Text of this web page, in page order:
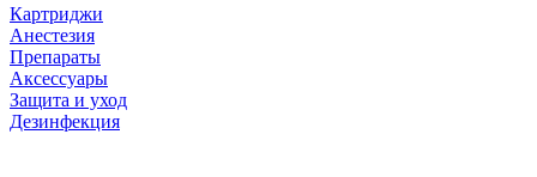
Картриджи
Анестезия
Препараты
Аксессуары
Защита и уход
Дезинфекция